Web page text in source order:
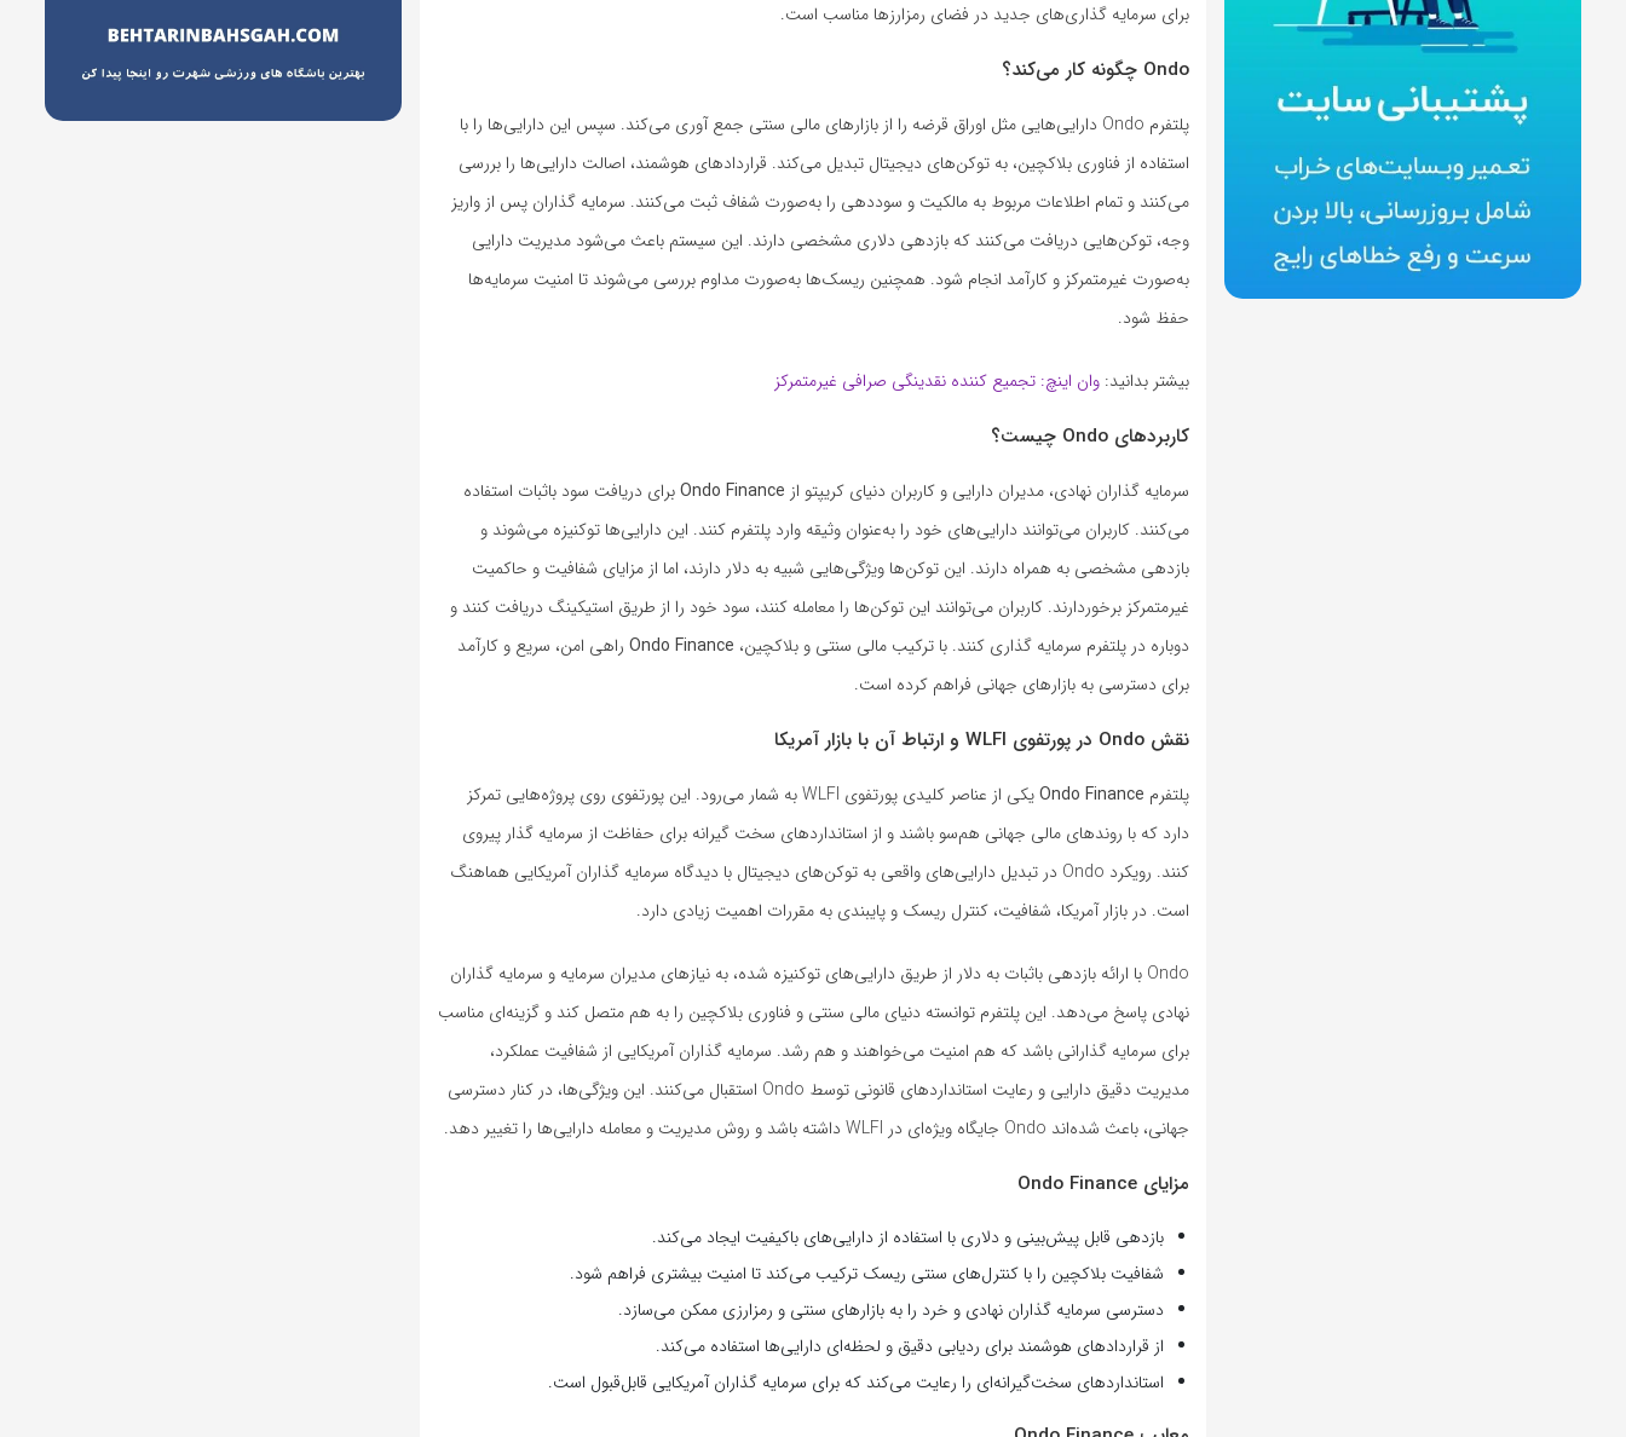
برای سرمایه‌ گذاری‌های جدید در فضای رمزارزها مناسب است.
Ondo چگونه کار می‌کند؟
پلتفرم Ondo دارایی‌هایی مثل اوراق قرضه را از بازارهای مالی سنتی جمع‌ آوری می‌کند. سپس این دارایی‌ها را با
استفاده از فناوری بلاکچین، به توکن‌های دیجیتال تبدیل می‌کند. قراردادهای هوشمند، اصالت دارایی‌ها را بررسی
می‌کنند و تمام اطلاعات مربوط به مالکیت و سوددهی را به‌صورت شفاف ثبت می‌کنند. سرمایه‌ گذاران پس از واریز
وجه، توکن‌هایی دریافت می‌کنند که بازدهی دلاری مشخصی دارند. این سیستم باعث می‌شود مدیریت دارایی
به‌صورت غیرمتمرکز و کارآمد انجام شود. همچنین ریسک‌ها به‌صورت مداوم بررسی می‌شوند تا امنیت سرمایه‌ها
حفظ شود.
بیشتر بدانید: وان اینچ: تجمیع کننده نقدینگی صرافی غیرمتمرکز
کاربردهای Ondo چیست؟
سرمایه‌ گذاران نهادی، مدیران دارایی و کاربران دنیای کریپتو از Ondo Financeبرای دریافت سود باثبات استفاده
می‌کنند. کاربران می‌توانند دارایی‌های خود را به‌عنوان وثیقه وارد پلتفرم کنند. این دارایی‌ها توکنیزه می‌شوند و
بازدهی مشخصی به همراه دارند. این توکن‌ها ویژگی‌هایی شبیه به دلار دارند، اما از مزایای شفافیت و حاکمیت
غیرمتمرکز برخوردارند. کاربران می‌توانند این توکن‌ها را معامله کنند، سود خود را از طریق استیکینگ دریافت کنند و
دوباره در پلتفرم سرمایه‌ گذاری کنند. با ترکیب مالی سنتی و بلاکچین، Ondo Finance راهی امن، سریع و کارآمد
برای دسترسی به بازارهای جهانی فراهم کرده است.
نقش Ondo در پورتفوی WLFI و ارتباط آن با بازار آمریکا
پلتفرم Ondo Finance
یکی از عناصر کلیدی پورتفوی WLFI به شمار می‌رود. این پورتفوی روی پروژه‌هایی تمرکز
دارد که با روندهای مالی جهانی هم‌سو باشند و از استانداردهای سخت‌ گیرانه برای حفاظت از سرمایه‌ گذار پیروی
کنند. رویکرد Ondo در تبدیل دارایی‌های واقعی به توکن‌های دیجیتال با دیدگاه سرمایه‌ گذاران آمریکایی هماهنگ
است. در بازار آمریکا، شفافیت، کنترل ریسک و پایبندی به مقررات اهمیت زیادی دارد.
Ondo با ارائه بازدهی باثبات به دلار از طریق دارایی‌های توکنیزه‌ شده، به نیازهای مدیران سرمایه و سرمایه‌ گذاران
نهادی پاسخ می‌دهد. این پلتفرم توانسته دنیای مالی سنتی و فناوری بلاکچین را به هم متصل کند و گزینه‌ای مناسب
برای سرمایه‌ گذارانی باشد که هم امنیت می‌خواهند و هم رشد. سرمایه‌ گذاران آمریکایی از شفافیت عملکرد،
مدیریت دقیق دارایی و رعایت استانداردهای قانونی توسط Ondo استقبال می‌کنند. این ویژگی‌ها، در کنار دسترسی
جهانی، باعث شده‌اند Ondo جایگاه ویژه‌ای در WLFI داشته باشد و روش مدیریت و معامله دارایی‌ها را تغییر دهد.
مزایای Ondo Finance
بازدهی قابل پیش‌بینی و دلاری با استفاده از دارایی‌های باکیفیت ایجاد می‌کند.
شفافیت بلاکچین را با کنترل‌های سنتی ریسک ترکیب می‌کند تا امنیت بیشتری فراهم شود.
دسترسی سرمایه‌ گذاران نهادی و خرد را به بازارهای سنتی و رمزارزی ممکن می‌سازد.
از قراردادهای هوشمند برای ردیابی دقیق و لحظه‌ای دارایی‌ها استفاده می‌کند.
استانداردهای سخت‌گیرانه‌ای را رعایت می‌کند که برای سرمایه‌ گذاران آمریکایی قابل‌قبول است.